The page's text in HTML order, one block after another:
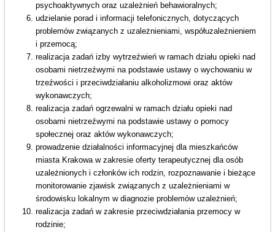
psychoaktywnych oraz uzależnień behawioralnych;
udzielanie porad i informacji telefonicznych, dotyczących
problemów związanych z uzależnieniami, współuzależnieniem
i przemocą;
realizacja zadań izby wytrzeźwień w ramach działu opieki nad
osobami nietrzeźwymi na podstawie ustawy o wychowaniu w
trzeźwości i przeciwdziałaniu alkoholizmowi oraz aktów
wykonawczych;
realizacja zadań ogrzewalni w ramach działu opieki nad
osobami nietrzeźwymi na podstawie ustawy o pomocy
społecznej oraz aktów wykonawczych;
prowadzenie działalności informacyjnej dla mieszkańców
miasta Krakowa w zakresie oferty terapeutycznej dla osób
uzależnionych i członków ich rodzin, rozpoznawanie i bieżące
monitorowanie zjawisk związanych z uzależnieniami w
środowisku lokalnym w diagnozie problemów uzależnień;
realizacja zadań w zakresie przeciwdziałania przemocy w
rodzinie;